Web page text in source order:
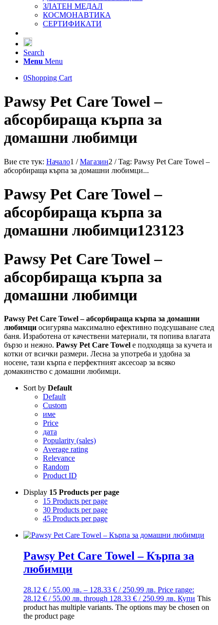
ЗЛАТЕН МЕДАЛ
КОСМОНАВТИКА
СЕРТИФИКАТИ
Search
Menu Menu
0Shopping Cart
Pawsy Pet Care Towel –
абсорбираща кърпа за
домашни любимци
Вие сте тук: Начало1 / Магазин2 / Tag: Pawsy Pet Care Towel –
абсорбираща кърпа за домашни любимци...
Pawsy Pet Care Towel –
абсорбираща кърпа за
домашни любимци123123
Pawsy Pet Care Towel –
абсорбираща кърпа за
домашни любимци
Pawsy Pet Care Towel – абсорбираща кърпа за домашни
любимци осигурява максимално ефективно подсушаване след
баня. Изработена от качествени материали, тя попива влагата
бързо и нежно. Pawsy Pet Care Towel е подходяща за кучета и
котки от всички размери. Лесна за употреба и удобна за
носене, тази кърпа е перфектният аксесоар за всяко
домакинство с домашни любимци.
Sort by Default
Default
Custom
име
Price
дата
Popularity (sales)
Average rating
Relevance
Random
Product ID
Display 15 Products per page
15 Products per page
30 Products per page
45 Products per page
Pawsy Pet Care Towel – Кърпа за
любимци
28.12 € / 55.00 лв. – 128.33 € / 250.99 лв. Price range:
28.12 € / 55.00 лв. through 128.33 € / 250.99 лв. Купи This
product has multiple variants. The options may be chosen on
the product page